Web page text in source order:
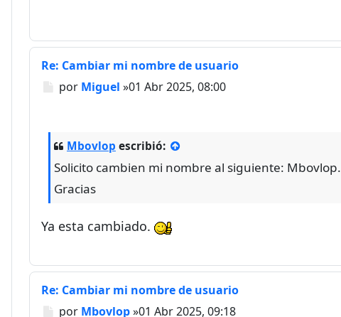
Re: Cambiar mi nombre de usuario
Mensaje
por Miguel »01 Abr 2025, 08:00
Mbovlop escribió:
Solicito cambien mi nombre al siguiente: Mbovlop.
Gracias
Ya esta cambiado.
Re: Cambiar mi nombre de usuario
Mensaje
por Mbovlop»01 Abr 2025, 09:18